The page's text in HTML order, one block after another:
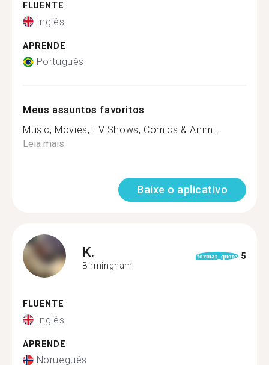
FLUENTE
Inglês
APRENDE
Português
Meus assuntos favoritos
Music, Movies, TV Shows, Comics & Anim...
Leia mais
Baixe o aplicativo
K.
Birmingham
format_quote 5
FLUENTE
Inglês
APRENDE
Norueguês